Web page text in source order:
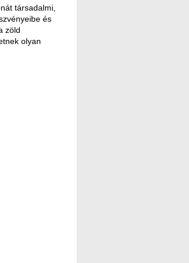
társadalmi,
és
zöld
olyan